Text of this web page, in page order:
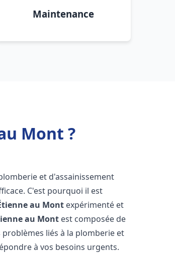
Maintenance
Mont ?
et d'assainissement
C'est pourquoi il est
au Mont expérimenté et
au Mont est composée de
liés à la plomberie et
à vos besoins urgents.